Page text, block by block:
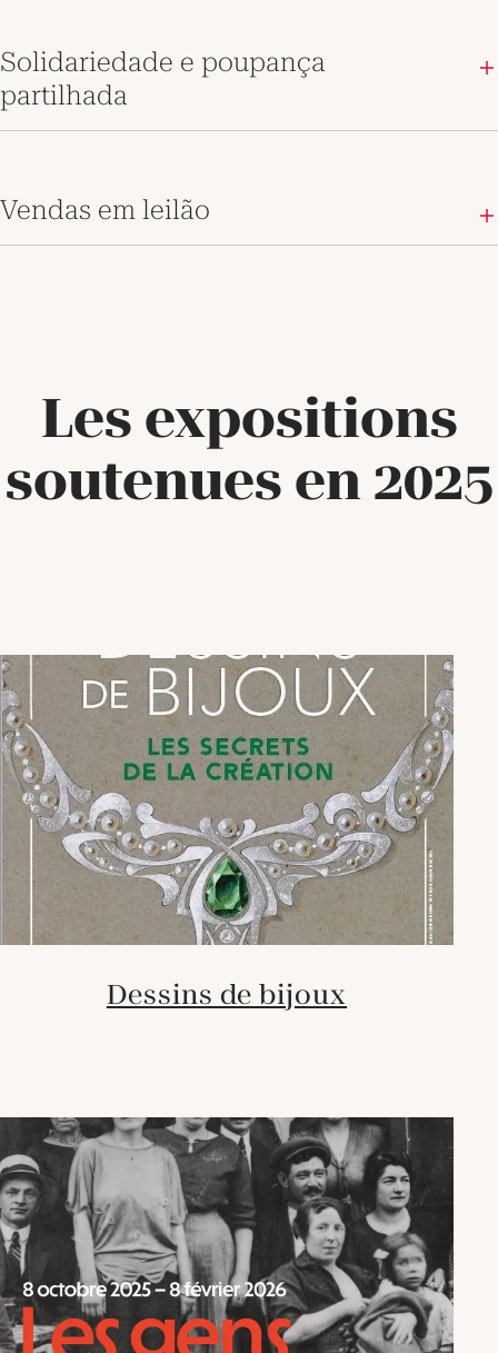
Solidariedade e poupança
partilhada
Vendas em leilão
Les expositions
soutenues en 2025
Dessins de bijoux